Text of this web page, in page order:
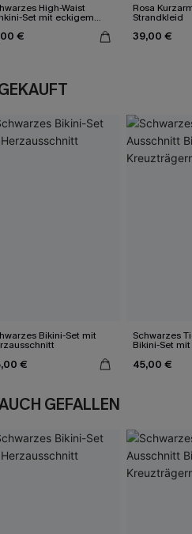
High-Waist
Set mit eckigem
€
Rosa
Strandkleid
39,00 €
Bikini-Set mit
€
Schwarzes
Bikini-Set
45,00 €
GEFALLEN